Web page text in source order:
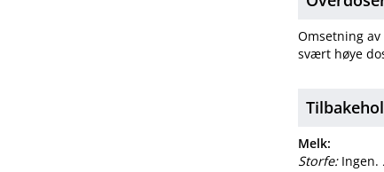
Omsetning
svært høye
Melk:
Storfe:Ingen.